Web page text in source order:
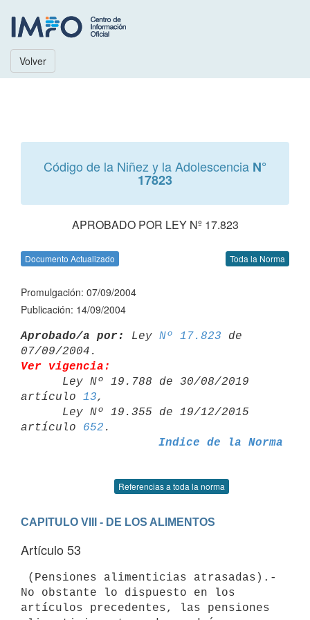
Volver
Código de la Niñez y la Adolescencia N°
17823
APROBADO POR LEY Nº 17.823
Documento Actualizado Toda la Norma
Promulgación: 07/09/2004
Publicación: 14/09/2004
Aprobado/a por: Ley Nº 17.823 de
Ver vigencia:
artículo 13,
artículo 652
Indice de la Norma
Referencias a toda la norma
CAPITULO VIII - DE LOS ALIMENTOS
Artículo 53
No obstante lo dispuesto en los
artículos precedentes, las pensiones